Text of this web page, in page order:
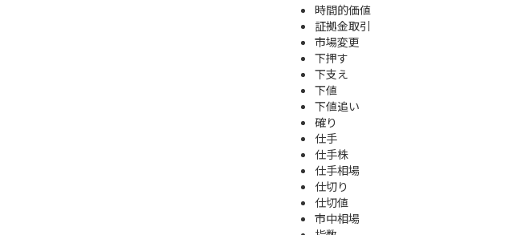
時間的価値
証拠金取引
市場変更
下押す
下支え
下値
下値追い
確り
仕手
仕手株
仕手相場
仕切り
仕切値
市中相場